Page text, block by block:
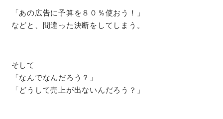
「あの広告に予算を８０％使おう！」
などと、間違った決断をしてしまう。
そして
「なんでなんだろう？」
「どうして売上が出ないんだろう？」